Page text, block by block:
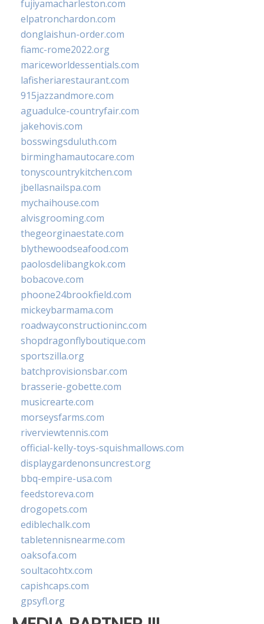
fujiyamacharleston.com
elpatronchardon.com
donglaishun-order.com
fiamc-rome2022.org
mariceworldessentials.com
lafisheriarestaurant.com
915jazzandmore.com
aguadulce-countryfair.com
jakehovis.com
bosswingsduluth.com
birminghamautocare.com
tonyscountrykitchen.com
jbellasnailspa.com
mychaihouse.com
alvisgrooming.com
thegeorginaestate.com
blythewoodseafood.com
paolosdelibangkok.com
bobacove.com
phoone24brookfield.com
mickeybarmama.com
roadwayconstructioninc.com
shopdragonflyboutique.com
sportszilla.org
batchprovisionsbar.com
brasserie-gobette.com
musicrearte.com
morseysfarms.com
riverviewtennis.com
official-kelly-toys-squishmallows.com
displaygardenonsuncrest.org
bbq-empire-usa.com
feedstoreva.com
drogopets.com
ediblechalk.com
tabletennisnearme.com
oaksofa.com
soultacohtx.com
capishcaps.com
gpsyfl.org